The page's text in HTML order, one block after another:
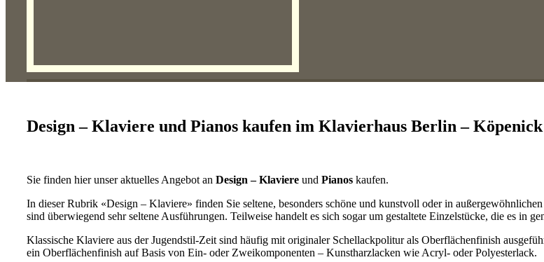
Design – Klaviere und Pianos kaufen im Klavierhaus Berlin – Köpenick
Sie finden hier unser aktuelles Angebot an Design – Klaviere und Pianos kaufen.
In dieser Rubrik «Design – Klaviere» finden Sie seltene, besonders schöne und kunstvoll oder in
sind überwiegend sehr seltene Ausführungen. Teilweise handelt es sich sogar um gestaltete Einzelstücke, die es in
Klassische Klaviere aus der Jugendstil-Zeit sind häufig mit originaler Schellackpolitur als Oberflächenfinish
ein Oberflächenfinish auf Basis von Ein- oder Zweikomponenten – Kunstharzlacken wie Acryl- oder Polyesterlack.